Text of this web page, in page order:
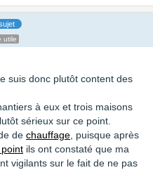
utile
suis donc plutôt content des
à eux et trois maisons
sérieux sur ce point.
de chauffage, puisque après
ils ont constaté que ma
vigilants sur le fait de ne pas